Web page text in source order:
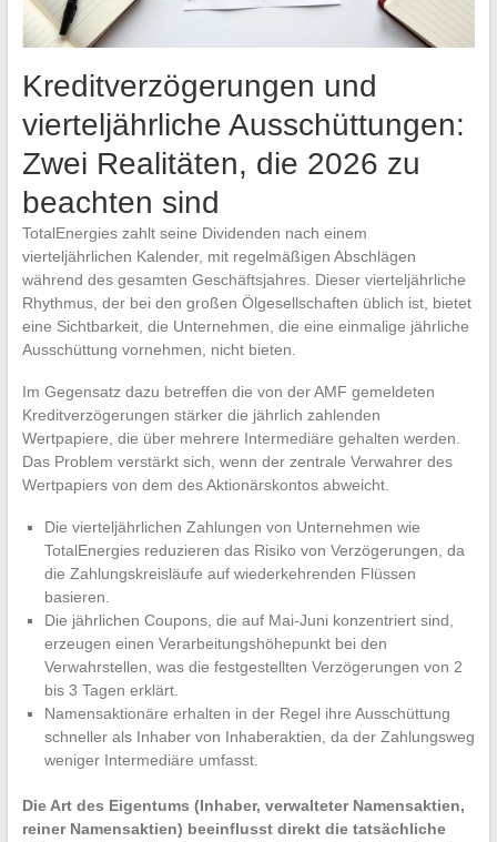
Kreditverzögerungen und
vierteljährliche Ausschüttungen:
Zwei Realitäten, die 2026 zu
beachten sind
TotalEnergies zahlt seine Dividenden nach einem
vierteljährlichen Kalender, mit regelmäßigen Abschlägen
während des gesamten Geschäftsjahres. Dieser vierteljährliche
Rhythmus, der bei den großen Ölgesellschaften üblich ist, bietet
eine Sichtbarkeit, die Unternehmen, die eine einmalige jährliche
Ausschüttung vornehmen, nicht bieten.
Im Gegensatz dazu betreffen die von der AMF gemeldeten
Kreditverzögerungen stärker die jährlich zahlenden
Wertpapiere, die über mehrere Intermediäre gehalten werden.
Das Problem verstärkt sich, wenn der zentrale Verwahrer des
Wertpapiers von dem des Aktionärskontos abweicht.
Die vierteljährlichen Zahlungen von Unternehmen wie
TotalEnergies reduzieren das Risiko von Verzögerungen, da
die Zahlungskreisläufe auf wiederkehrenden Flüssen
basieren.
Die jährlichen Coupons, die auf Mai-Juni konzentriert sind,
erzeugen einen Verarbeitungshöhepunkt bei den
Verwahrstellen, was die festgestellten Verzögerungen von 2
bis 3 Tagen erklärt.
Namensaktionäre erhalten in der Regel ihre Ausschüttung
schneller als Inhaber von Inhaberaktien, da der Zahlungsweg
weniger Intermediäre umfasst.
Die Art des Eigentums (Inhaber, verwalteter Namensaktien,
reiner Namensaktien) beeinflusst direkt die tatsächliche